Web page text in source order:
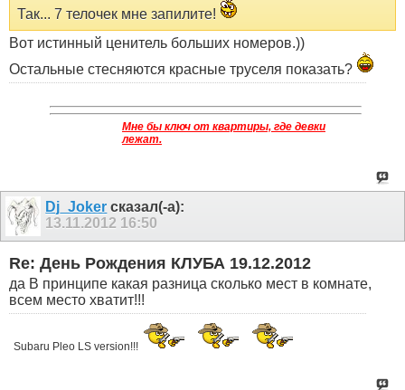
Так... 7 телочек мне запилите!
Вот истинный ценитель больших номеров.))
Остальные стесняются красные труселя показать?
Мне бы ключ от квартиры, где девки
лежат.
Dj_Joker сказал(-а):
13.11.2012 16:50
Re: День Рождения КЛУБА 19.12.2012
да В принципе какая разница сколько мест в комнате,
всем место хватит!!!
Subaru Pleo LS version!!!